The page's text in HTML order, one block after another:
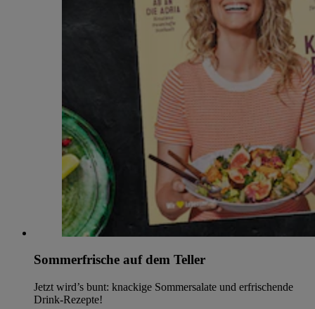
Sommerfrische auf dem Teller
Jetzt wird’s bunt: knackige Sommersalate und erfrischende
Drink-Rezepte!